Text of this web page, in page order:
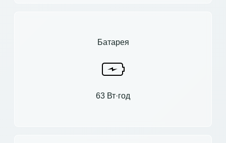
Батарея
63 Вт·год